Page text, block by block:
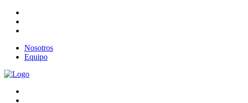
Nosotros
Equipo